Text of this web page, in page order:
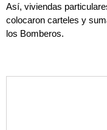
Así, viviendas
colocaron carteles y
los Bomberos.